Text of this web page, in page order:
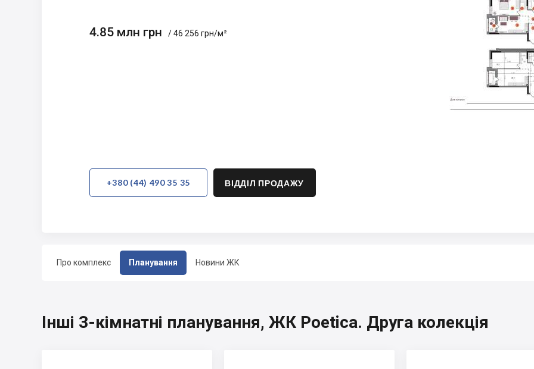
Про комплекс Планування Новини ЖК
4.85 млн грн / 46 256 грн/м²
+380 (44) 490 35 35 ВІДДІЛ ПРОДАЖУ
Інші 3-кімнатні планування, ЖК Poetica. Друга колекція